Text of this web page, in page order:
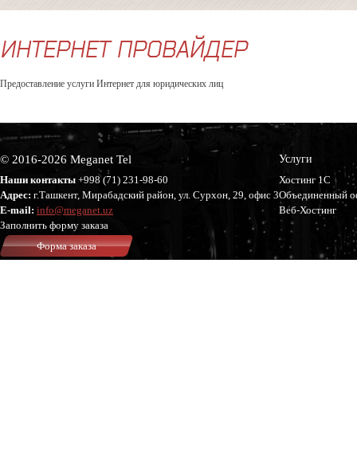
ИНТЕРНЕТ ПРОВАЙДЕР
Предоставление услуги Интернет для юридических лиц
© 2016-2026 Meganet Tel
Наши контакты +998 (71) 231-98-60
Адрес: г.Ташкент, Мирабадский район, ул. Сурхон, 29, офис 3
E-mail: info@meganet.uz
Заполнить форму заказа
Форма заказа
Услуги
Хостинг 1С
Объединенный
Веб-Хостинг